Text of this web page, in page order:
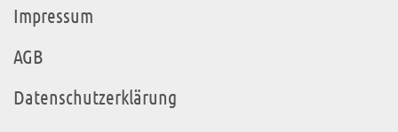
Impressum
AGB
Datenschutzerklärung